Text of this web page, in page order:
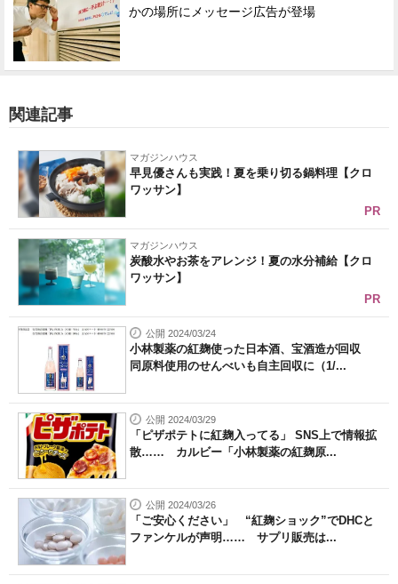
かの場所にメッセージ広告が登場
関連記事
マガジンハウス
早見優さんも実践！夏を乗り切る鍋料理【クロ
ワッサン】
PR
マガジンハウス
炭酸水やお茶をアレンジ！夏の水分補給【クロ
ワッサン】
PR
公開 2024/03/24
小林製薬の紅麹使った日本酒、宝酒造が回収
同原料使用のせんべいも自主回収に（1/...
公開 2024/03/29
「ピザポテトに紅麹入ってる」 SNS上で情報拡
散…… カルビー「小林製薬の紅麹原...
公開 2024/03/26
「ご安心ください」 “紅麹ショック”でDHCと
ファンケルが声明…… サプリ販売は...